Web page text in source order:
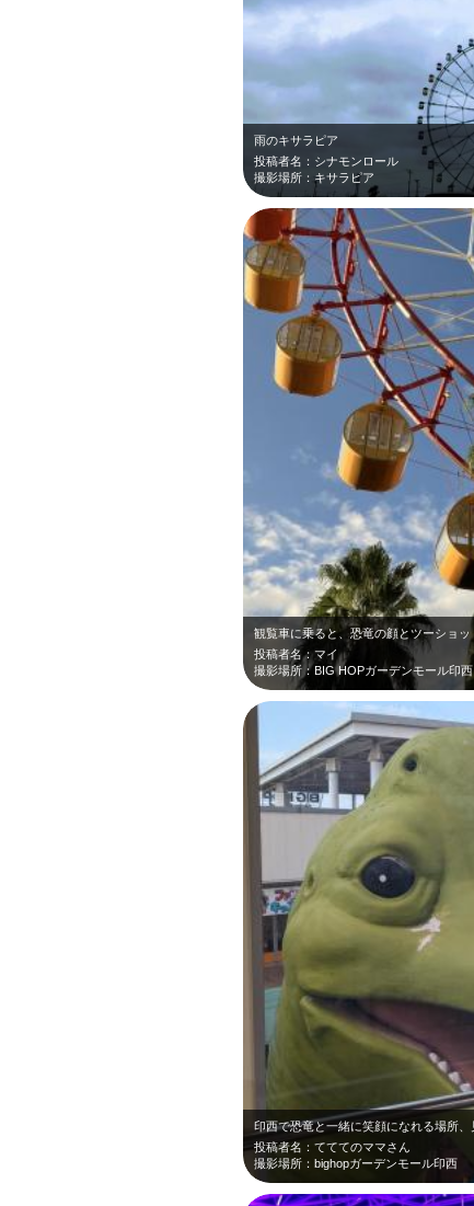
雨のキサラピア
投稿者名：シナモンロール
撮影場所：キサラピア
観覧車に乗ると、恐竜の顔とツーショ
投稿者名：マイ
撮影場所：BIG HOPガーデンモール印西
印西で恐竜と一緒に笑顔になれる場所、
投稿者名：てててのママさん
撮影場所：bighopガーデンモール印西